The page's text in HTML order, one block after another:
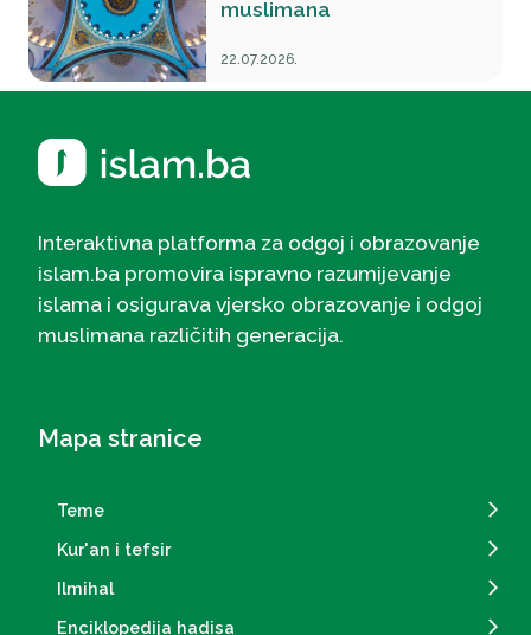
muslimana
22.07.2026.
Interaktivna platforma za odgoj i obrazovanje
islam.ba promovira ispravno razumijevanje
islama i osigurava vjersko obrazovanje i odgoj
muslimana različitih generacija.
Mapa stranice
Teme
Kur'an i tefsir
Ilmihal
Enciklopedija hadisa